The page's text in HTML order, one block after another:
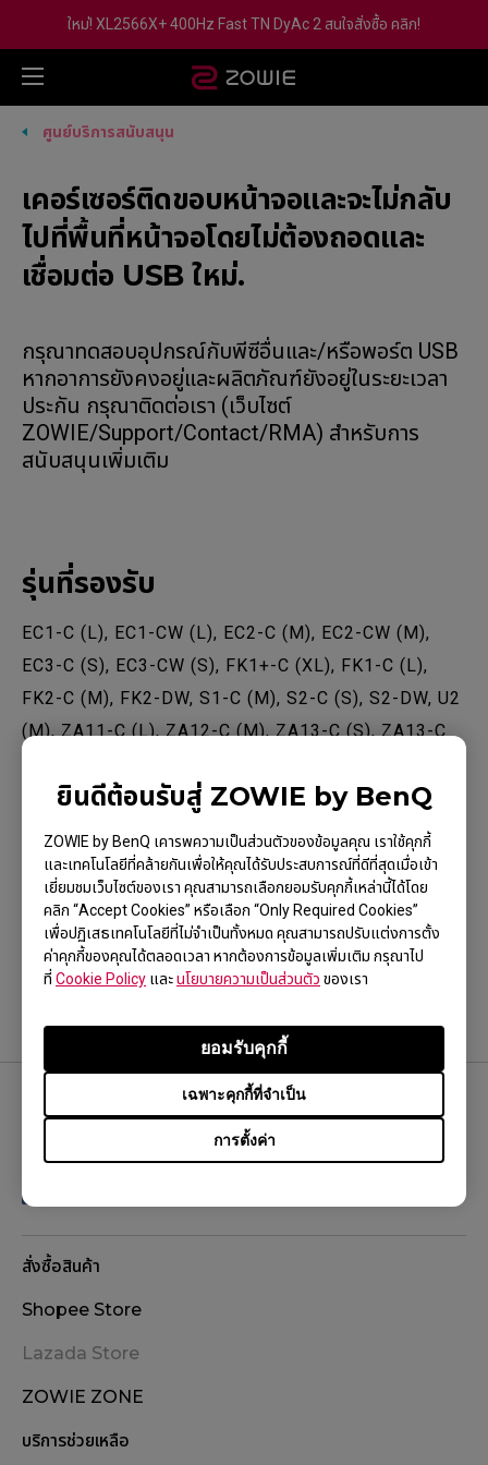
ยินดีต้อนรับสู่ ZOWIE by BenQ
ZOWIE by BenQ เคารพความเป็นส่วนตัวของข้อมูลคุณ เราใช้คุกกี้
และเทคโนโลยีที่คล้ายกันเพื่อให้คุณได้รับประสบการณ์ที่ดีที่สุดเมื่อเข้า
เยี่ยมชมเว็บไซต์ของเรา คุณสามารถเลือกยอมรับคุกกี้เหล่านี้ได้โดย
คลิก “Accept Cookies” หรือเลือก “Only Required Cookies”
เพื่อปฏิเสธเทคโนโลยีที่ไม่จำเป็นทั้งหมด คุณสามารถปรับแต่งการตั้ง
ค่าคุกกี้ของคุณได้ตลอดเวลา หากต้องการข้อมูลเพิ่มเติม กรุณาไป
ที่ Cookie Policy และนโยบายความเป็นส่วนตัว ของเรา
การตั้งค่า
เฉพาะคุกกี้ที่จำเป็น
ยอมรับคุกกี้
ใหม่! XL2566X+ 400Hz Fast TN DyAc 2 สนใจสั่งซื้อ คลิก!
ศูนย์บริการสนับสนุน
เคอร์เซอร์ติดขอบหน้าจอและจะไม่กลับ
ไปที่พื้นที่หน้าจอโดยไม่ต้องถอดและ
เชื่อมต่อ USB ใหม่.
กรุณาทดสอบอุปกรณ์กับพีซีอื่นและ/หรือพอร์ต USB
หากอาการยังคงอยู่และผลิตภัณฑ์ยังอยู่ในระยะเวลา
ประกัน กรุณาติดต่อเรา (เว็บไซต์
ZOWIE/Support/Contact/RMA) สำหรับการ
สนับสนุนเพิ่มเติม
รุ่นที่รองรับ
EC1-C (L), EC1-CW (L), EC2-C (M), EC2-CW (M),
EC3-C (S), EC3-CW (S), FK1+-C (XL), FK1-C (L),
FK2-C (M), FK2-DW, S1-C (M), S2-C (S), S2-DW, U2
(M), ZA11-C (L), ZA12-C (M), ZA13-C (S), ZA13-C
ข้อมูลนี้เป็นประโยชน์หรือไม่?
ใช่ ไม่
ติดตามเรา
สั่งซื้อสินค้า
Shopee Store
Lazada Store
ZOWIE ZONE
บริการช่วยเหลือ